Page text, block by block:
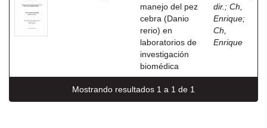
manejo del pez
cebra (Danio
rerio) en
laboratorios de
investigación
biomédica
dir. ; Ch,
Enrique;
Ch,
Enrique
Mostrando resultados 1 a 1 de 1